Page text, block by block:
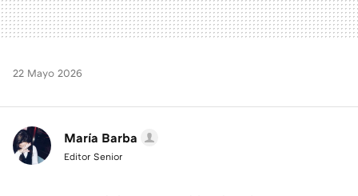
22 Mayo 2026
María Barba
Editor Senior